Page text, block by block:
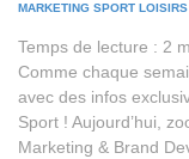
MARKETING SPORT LOISIRS
Temps de lecture : 2
Comme chaque
avec des infos
Sport ! Aujourd’hui,
Marketing & Brand